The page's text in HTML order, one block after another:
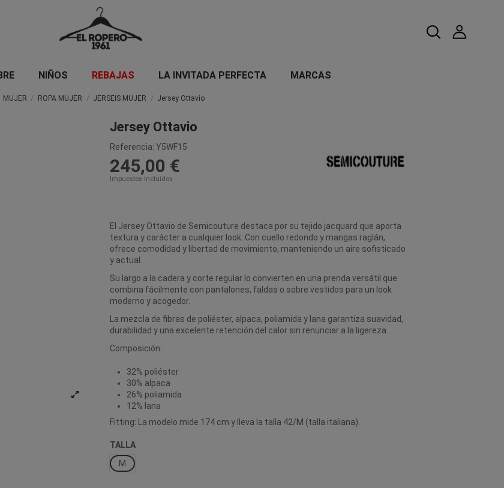
NIÑOS REBAJAS LA INVITADA PERFECTA MARCAS
MUJER ROPA MUJER JERSEIS MUJER Jersey Ottavio
Jersey Ottavio
Referencia: Y5WF15
245,00 €
Impuestos incluidos
El Jersey Ottavio de Semicouture destaca por su tejido jacquard que aporta
textura y carácter a cualquier look. Con cuello redondo y mangas raglán,
ofrece comodidad y libertad de movimiento, manteniendo un aire sofisticado
y actual.
Su largo a la cadera y corte regular lo convierten en una prenda versátil que
combina fácilmente con pantalones, faldas o sobre vestidos para un look
moderno y acogedor.
La mezcla de fibras de poliéster, alpaca, poliamida y lana garantiza suavidad,
durabilidad y una excelente retención del calor sin renunciar a la ligereza.
Composición:
32% poliéster
30% alpaca
26% poliamida
12% lana
Fitting: La modelo mide 174 cm y lleva la talla 42/M (talla italiana).
TALLA
M